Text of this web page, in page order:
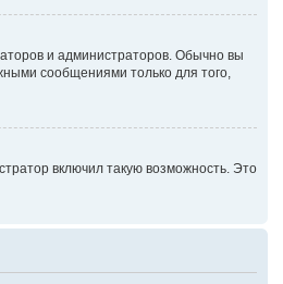
и администраторов. Обычно вы
сообщениями только для того,
включил такую возможность. Это